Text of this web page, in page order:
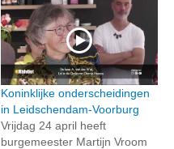
Koninklijke onderscheidingen
in Leidschendam-Voorburg
Vrijdag 24 april heeft
burgemeester Martijn Vroom